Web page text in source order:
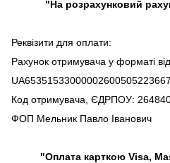
"На розрахунковий
Реквізити для оплати:
Рахунок отримувача у форматі
Код отримувача, ЄДРПОУ:
ФОП Мельник Павло Іванович
"Оплата карткою Visa,